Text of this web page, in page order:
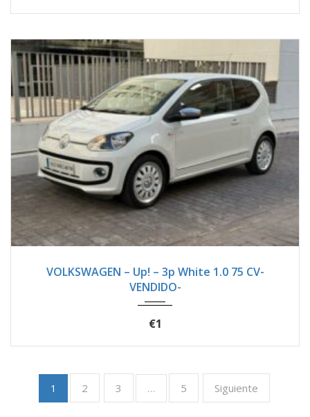
VOLKSWAGEN – Up! – 3p White 1.0 75 CV-
VENDIDO-
€1
1 2 3 … 5 Siguiente